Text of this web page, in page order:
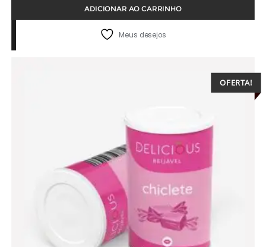
original
R$11,97.
atual
ADICIONAR AO CARRINHO
Meus desejos
OFERTA!